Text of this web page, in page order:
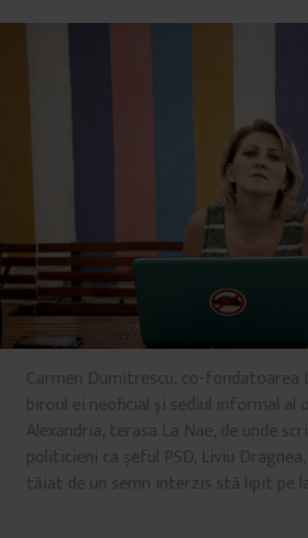
Carmen Dumitrescu, co-fondatoarea
biroul ei neoficial și sediul informal al
Alexandria, terasa La Nae, de unde
politicieni ca șeful PSD, Liviu
tăiat de un semn interzis stă lipit pe